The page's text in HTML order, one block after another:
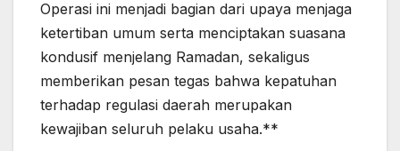
Operasi ini menjadi bagian dari upaya menjaga
ketertiban umum serta menciptakan suasana
kondusif menjelang Ramadan, sekaligus
memberikan pesan tegas bahwa kepatuhan
terhadap regulasi daerah merupakan
kewajiban seluruh pelaku usaha.**